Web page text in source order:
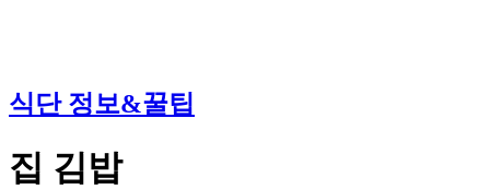
식단 정보&꿀팁
집 김밥